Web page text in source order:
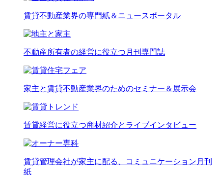
賃貸不動産業界の専門紙＆ニュースポータル
不動産所有者の経営に役立つ月刊専門誌
家主と賃貸不動産業界のためのセミナー＆展示会
賃貸経営に役立つ商材紹介とライブインタビュー
賃貸管理会社が家主に配る、コミュニケーション月刊
紙